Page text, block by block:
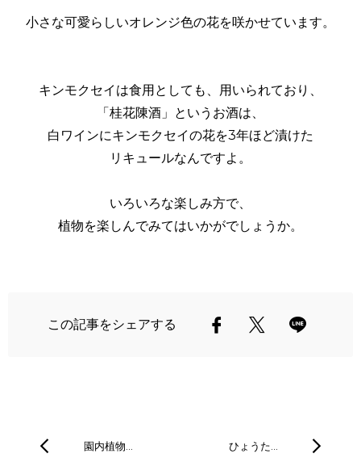
小さな可愛らしいオレンジ色の花を咲かせています。
キンモクセイは食用としても、用いられており、
「桂花陳酒」というお酒は、
白ワインにキンモクセイの花を3年ほど漬けた
リキュールなんですよ。
いろいろな楽しみ方で、
植物を楽しんでみてはいかがでしょうか。
この記事をシェアする
園内植物… ひょうた…